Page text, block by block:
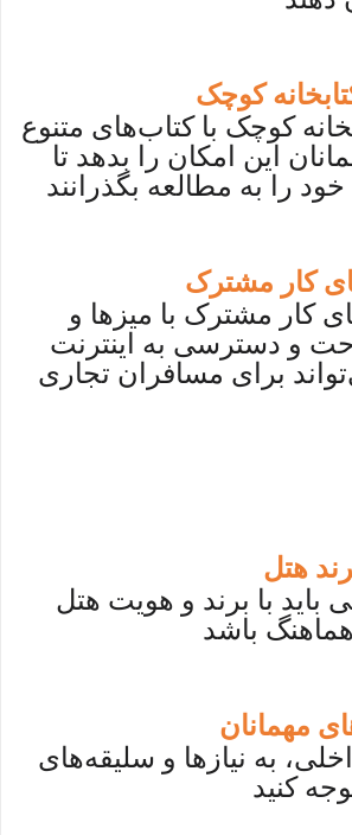
کوچک
کوچک با کتاب‌های متنوع
این امکان را بدهد تا
را به مطالعه بگذرانند
کار مشترک
کار مشترک با میزها و
و دسترسی به اینترنت
برای مسافران تجاری
هتل
باید با برند و هویت هتل
هماهنگ باشد
مهمانان
به نیازها و سلیقه‌های
کنید